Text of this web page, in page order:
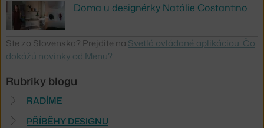
Doma u designérky Natálie Costantino
Ste zo Slovenska? Prejdite na Svetlá ovládané aplikáciou. Čo
dokážú novinky od Menu?
Rubriky blogu
RADÍME
PŘÍBĚHY DESIGNU